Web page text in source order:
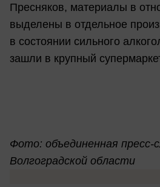
Пресняков, материалы в
выделены в отдельное
в состоянии сильного
зашли в крупный
Фото: объединенная пресс-
Волгоградской области